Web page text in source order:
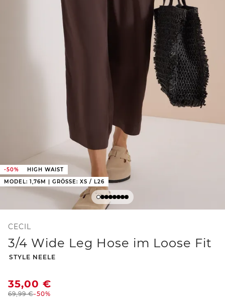
-50%
HIGH WAIST
MODEL: 1,76M | GRÖSSE: XS / L26
CECIL
3/4 Wide Leg Hose im Loose Fit
-
STYLE NEELE
35,00 €
69,99€-50%